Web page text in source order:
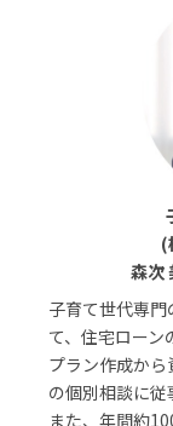
(
森次
子育て世代専
て、住宅ローン
プラン作成か
の個別相談に従
また、年間約